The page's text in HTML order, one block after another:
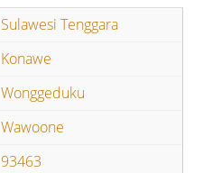
Sulawesi Tenggara
Konawe
Wonggeduku
Wawoone
93463